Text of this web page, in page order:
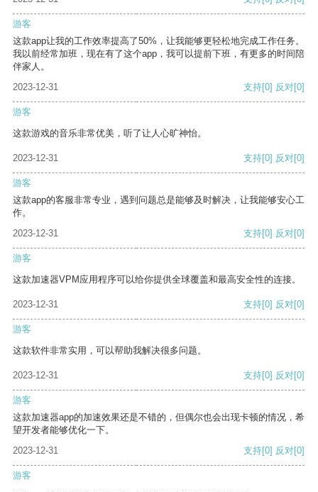
游客
这款app让我的工作效率提高了50%，让我能够更轻松地完成工作任务。
我以前经常加班，现在有了这个app，我可以提前下班，有更多的时间陪
伴家人。
2023-12-31
支持[0] 反对[0]
游客
这款游戏的音乐非常优美，听了让人心旷神怡。
2023-12-31 支持[0] 反对[0]
游客
这款app的客服非常专业，遇到问题总是能够及时解决，让我能够安心工
作。
2023-12-31
支持[0] 反对[0]
游客
这款加速器VPM应用程序可以给你提供全球覆盖和最高安全性的连接。
2023-12-31 支持[0] 反对[0]
游客
这款软件非常实用，可以帮助我解决很多问题。
2023-12-31 支持[0] 反对[0]
游客
这款加速器app的加速效果还是不错的，但偶尔也会出现卡顿的情况，希
望开发者能够优化一下。
2023-12-31
支持[0] 反对[0]
游客